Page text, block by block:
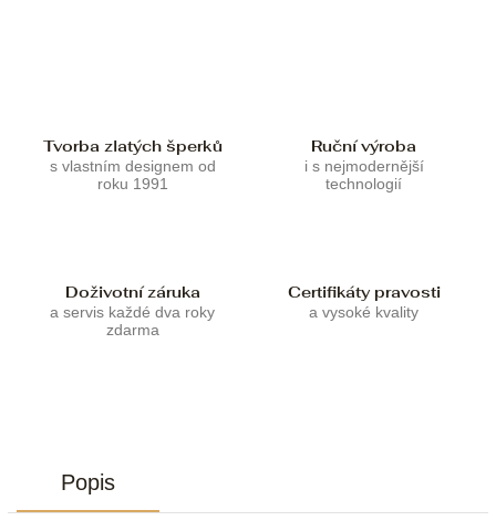
Tvorba zlatých šperků
s vlastním designem od
roku 1991
Ruční výroba
i s nejmodernější
technologií
Doživotní záruka
a servis každé dva roky
zdarma
Certifikáty pravosti
a vysoké kvality
Popis